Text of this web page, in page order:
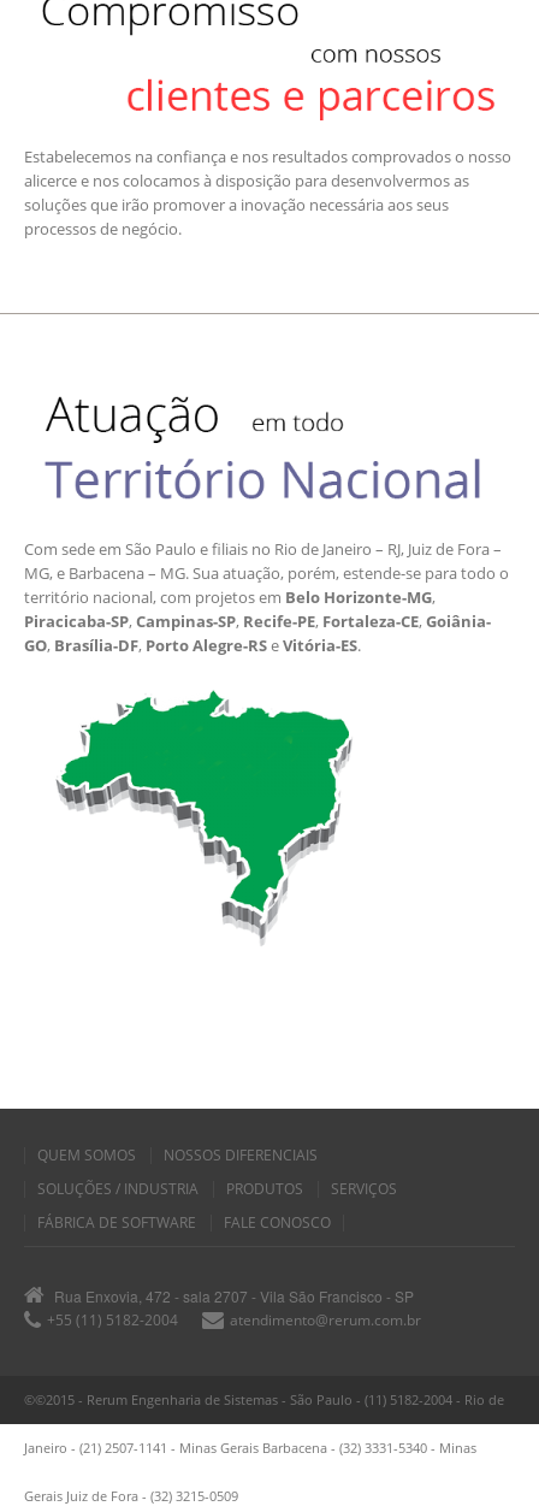
Estabelecemos na confiança e nos resultados comprovados o nosso
alicerce e nos colocamos à disposição para desenvolvermos as
soluções que irão promover a inovação necessária aos seus
processos de negócio.
Com sede em São Paulo e filiais no Rio de Janeiro – RJ, Juiz de Fora –
MG, e Barbacena – MG. Sua atuação, porém, estende-se para todo o
território nacional, com projetos em Belo Horizonte-MG,
Piracicaba-SP,Campinas-SP, Recife-PE, Fortaleza-CE,Goiânia-
GO, Brasília-DF, Porto Alegre-RSeVitória-ES.
QUEM SOMOS
NOSSOS DIFERENCIAIS
SOLUÇÕES / INDUSTRIA
PRODUTOS
SERVIÇOS
FÁBRICA DE SOFTWARE
FALE CONOSCO
Rua Enxovia, 472 - sala 2707 - Vila São Francisco - SP
+55 (11) 5182-2004
atendimento@rerum.com.br
©©2015 - Rerum Engenharia de Sistemas - São Paulo - (11) 5182-2004 - Rio de
Janeiro - (21) 2507-1141 - Minas Gerais Barbacena - (32) 3331-5340 - Minas
Gerais Juiz de Fora - (32) 3215-0509